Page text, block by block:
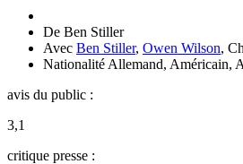
De Ben Stiller
Avec Ben Stiller, Owen Wilson,
Nationalité Allemand, Américain,
avis du public :
3,1
critique presse :